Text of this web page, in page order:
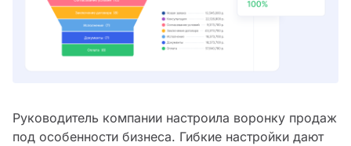
Руководитель компании настроила воронку продаж
под особенности бизнеса. Гибкие настройки дают